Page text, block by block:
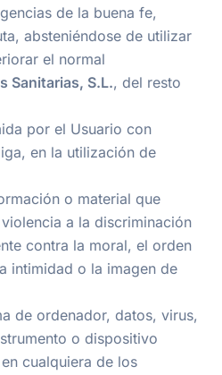
de la buena fe,
absteniéndose de utilizar
el normal
Sanitarias, S.L., del resto
por el Usuario con
en la utilización de
o material que
a la discriminación
contra la moral, el orden
intimidad o la imagen de
de ordenador, datos, virus,
o dispositivo
cualquiera de los